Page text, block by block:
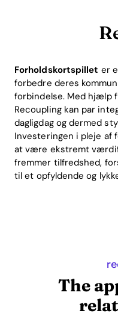
Forholdskortspillet er
forbedre deres
forbindelse. Med hjælp
Recoupling kan par
dagligdag og dermed
Investeringen i pleje af
at være ekstremt
fremmer tilfredshed,
til et opfyldende og
The